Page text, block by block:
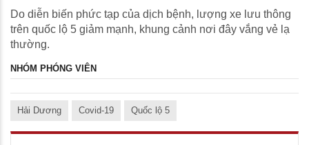
Do diễn biến phức tạp của dịch bệnh, lượng xe lưu thông
trên quốc lộ 5 giảm mạnh, khung cảnh nơi đây vắng vẻ lạ
thường.
NHÓM PHÓNG VIÊN
Hải Dương Covid-19 Quốc lộ 5